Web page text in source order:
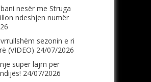
nesër me Struga
ndeshjen numër
sezonin e ri
(VIDEO) 24/07/2026
super lajm për
24/07/2026